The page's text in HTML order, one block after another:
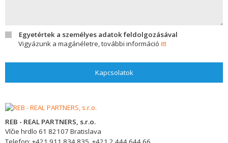
Egyetértek a személyes adatok feldolgozásával
Vigyázunk a magánéletre, további információ itt
Kapcsolatok
REB - REAL PARTNERS, s.r.o.
Vlčie hrdlo 61 82107 Bratislava